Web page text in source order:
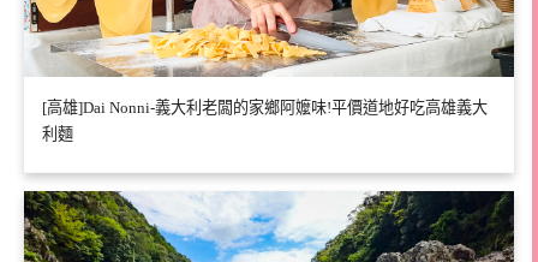
[高雄]Dai Nonni-義大利老闆的家鄉阿嬤味!平價道地好吃高雄義大
利麵